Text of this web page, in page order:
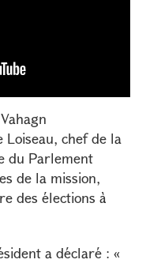
chef de la
du Parlement
de la mission,
des élections à
a déclaré : «